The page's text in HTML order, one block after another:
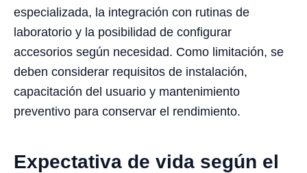
especializada, la integración con rutinas de
laboratorio y la posibilidad de configurar
accesorios según necesidad. Como limitación, se
deben considerar requisitos de instalación,
capacitación del usuario y mantenimiento
preventivo para conservar el rendimiento.
Expectativa de vida según el